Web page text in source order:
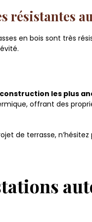
résistantes
en bois sont très
les plus
offrant des
de terrasse,